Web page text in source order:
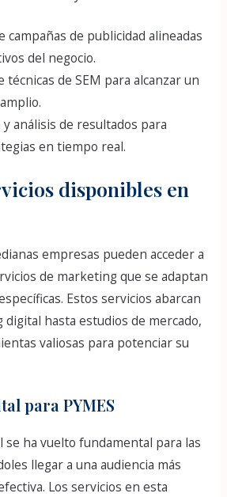
campañas de publicidad alineadas
del negocio.
técnicas de SEM para alcanzar un
análisis de resultados para
en tiempo real.
disponibles en
empresas pueden acceder a
de marketing que se adaptan
Estos servicios abarcan
hasta estudios de mercado,
valiosas para potenciar su
para PYMES
se ha vuelto fundamental para las
llegar a una audiencia más
Los servicios en esta